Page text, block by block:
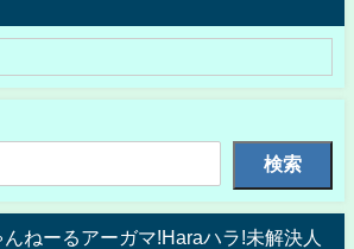
検索
ねーるアーガマ!Haraハラ!未解決人